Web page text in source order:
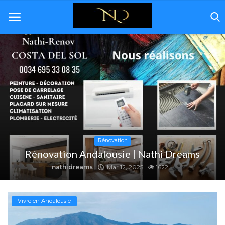
Home
Andalousie
Immobilière
Rénovation
Décoration
Á propos de nous
Galerie
Rénovation
Rénovation Andalousie | Nathi Dreams
nathidreams Mar 12, 2025 1622
Vivre en Andalousie